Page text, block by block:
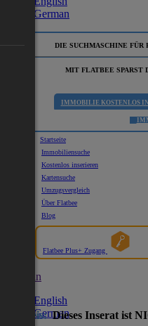
German
DIE SUCHMASCHINE
MIT FLATBEE SPARST
IMMOBILIE KOSTENLOS
Startseite
Immobiliensuche
Kostenlos inserieren
Kartensuche
Umzugsvergleich
Über Flatbee
Blog
Flatbee Plus+ Zugang
German
English
German
Hinweis:Dieses Inserat ist